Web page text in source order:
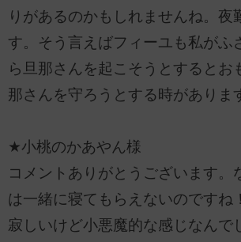
りがあるのかもしれませんね。夜
す。そう言えばフィーユも私がふ
ら旦那さんを起こそうとするとお
那さんを守ろうとする時がありま
★小桃のかあやん様
コメントありがとうございます。
は一緒に寝てもらえないのですね
寂しいけど小悪魔的な感じなんで